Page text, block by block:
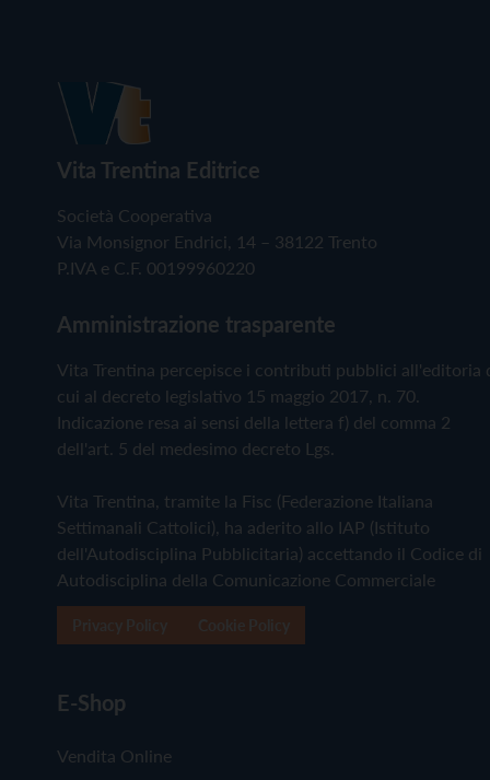
Vita Trentina Editrice
Società Cooperativa
Via Monsignor Endrici, 14 – 38122 Trento
P.IVA e C.F. 00199960220
Amministrazione trasparente
Vita Trentina percepisce i contributi pubblici all'editoria
cui al decreto legislativo 15 maggio 2017, n. 70.
Indicazione resa ai sensi della lettera f) del comma 2
dell'art. 5 del medesimo decreto Lgs.
Vita Trentina, tramite la Fisc (Federazione Italiana
Settimanali Cattolici), ha aderito allo IAP (Istituto
dell'Autodisciplina Pubblicitaria) accettando il Codice di
Autodisciplina della Comunicazione Commerciale
E-Shop
Vendita Online